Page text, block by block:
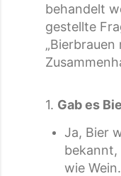
behandelt
gestellte
1. Gab es
Ja, Bier
wie Wein.